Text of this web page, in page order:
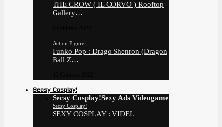
THE CROW ( IL CORVO ) Rooftop
Gallery…
Action Figure
Funko Pop : Drago Shenron (Dragon
Ball Z…
Secsy Cosplay!
Secsy Cosplay!Sexy Ads Videogame
Secsy Cosplay!
SEXY COSPLAY : VIDEL